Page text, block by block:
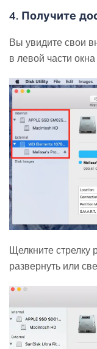
4. Получите
Вы увидите свои
в левой части
Щелкните стрелку
развернуть или